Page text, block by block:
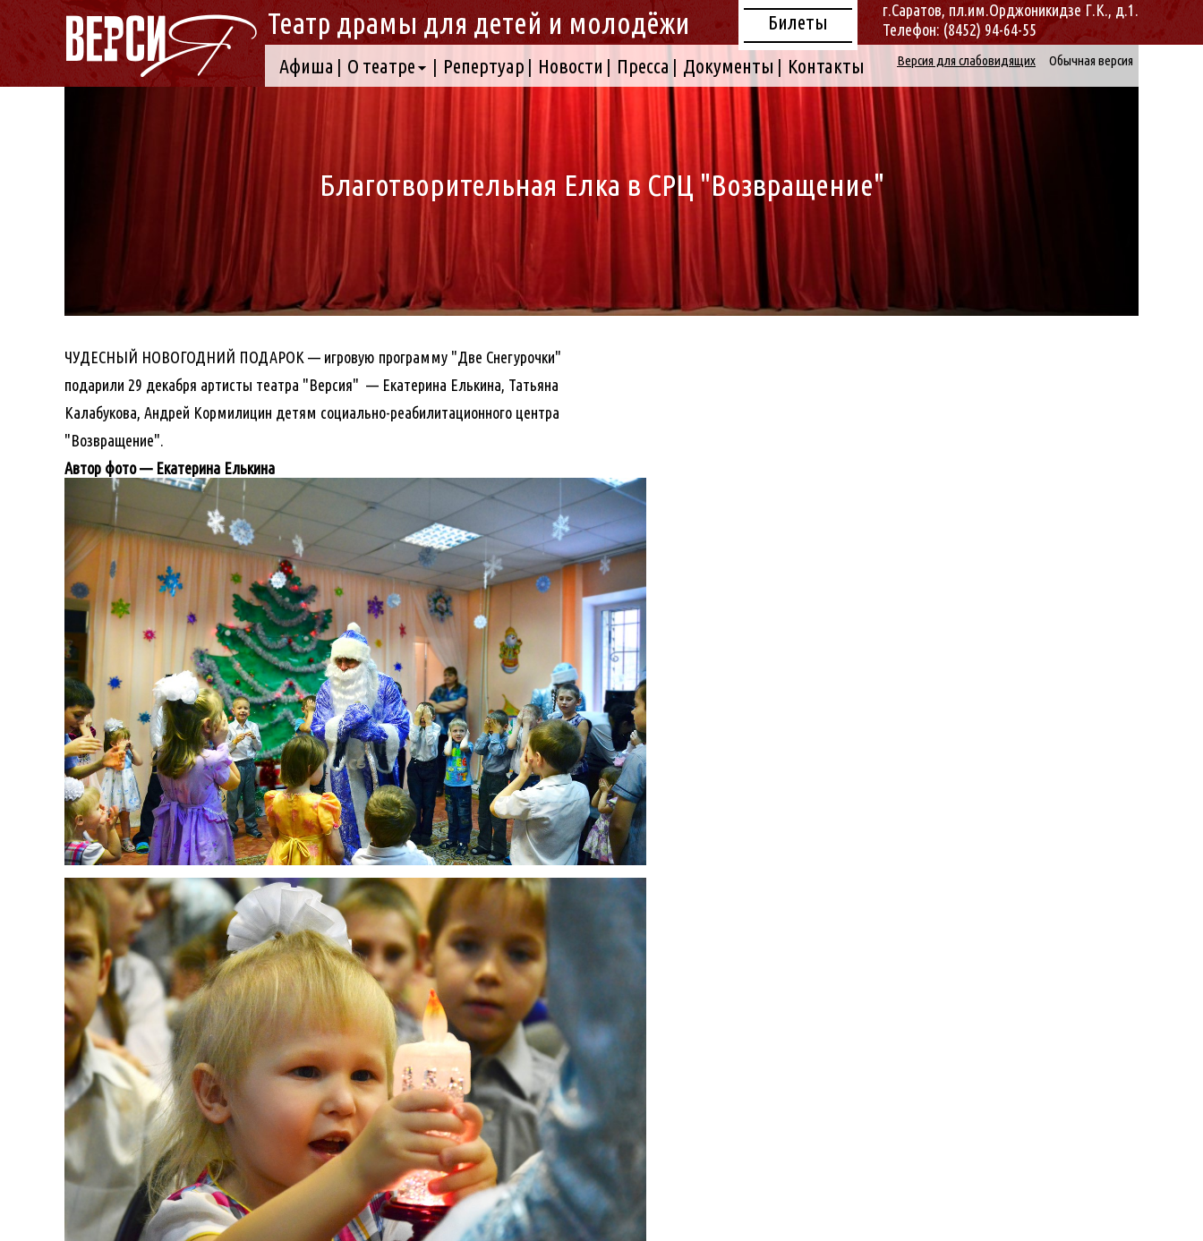
Театр драмы для детей и молодёжи
г.Саратов, пл.им.Орджоникидзе Г.К., д.1.
Телефон: (8452) 94-64-55
Билеты
Афиша
О театре Репертуар Новости Пресса Документы Контакты Версия для слабовидящих Обычная версия
Благотворительная Елка в СРЦ "Возвращение"
ЧУДЕСНЫЙ НОВОГОДНИЙ ПОДАРОК — игровую программу "Две Снегурочки"
подарили 29 декабря артисты театра "Версия" — Екатерина Елькина, Татьяна
Калабукова, Андрей Кормилицин детям социально-реабилитационного центра
"Возвращение".
Автор фото — Екатерина Елькина